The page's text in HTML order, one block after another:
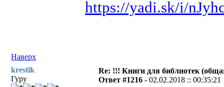
https://yadi.sk/i/
Наверх
krestik
Гуру
Re: !!! Книги для библиотек
Ответ #1216 -02.02.2018 :: 00:35:21